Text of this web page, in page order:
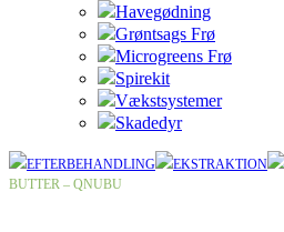
Havegødning
Grøntsags Frø
Microgreens Frø
Spirekit
Vækstsystemer
Skadedyr
EFTERBEHANDLING EKSTRAKTION
BUTTER – QNUBU